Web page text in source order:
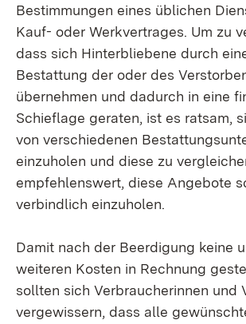
Bestimmungen eines üblichen
Kauf- oder Werkvertrages. Um zu
dass sich Hinterbliebene durch
Bestattung der oder des
übernehmen und dadurch in eine
Schieflage geraten, ist es ratsam,
von verschiedenen
einzuholen und diese zu
empfehlenswert, diese Angebote
verbindlich einzuholen.
Damit nach der Beerdigung keine
weiteren Kosten in Rechnung
sollten sich Verbraucherinnen und
vergewissern, dass alle